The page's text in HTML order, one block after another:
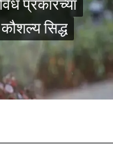
प्रकारच्या
सिद्ध
प्रकारच्या
सिद्ध